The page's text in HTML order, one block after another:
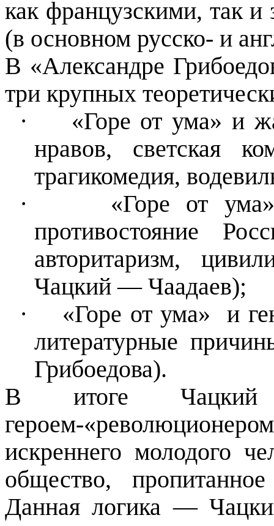
как французскими, так
(в основном русско- и
В «Александре
три крупных
·
«Горе от ума» и
нравов, светская
трагикомедия,
·
«Горе от
противостояние
авторитаризм,
Чацкий—Чаадаев);
·
«Горе от ума»
и
литературные
Грибоедова).
В итоге Чацкий
героем-
искреннего молодого
общество,
Данная логика—